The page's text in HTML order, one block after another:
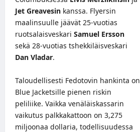
Jet Greavesin kanssa. Flyersin
maalinsuulle jäävät 25-vuotias
ruotsalaisveskari Samuel Ersson
sekä 28-vuotias tshekkiläisveskari
Dan Vladar.
Taloudellisesti Fedotovin hankinta on
Blue Jacketsille pienen riskin
peliliike. Vaikka venäläiskassarin
vaikutus palkkakattoon on 3,275
miljoonaa dollaria, todellisuudessa